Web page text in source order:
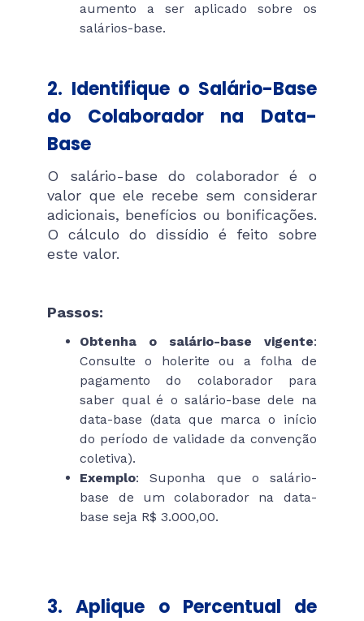
aumento a ser aplicado sobre os
salários-base.
2. Identifique o Salário-Base
do Colaborador na Data-
Base
O salário-base do colaborador é o
valor que ele recebe sem considerar
adicionais, benefícios ou bonificações.
O cálculo do dissídio é feito sobre
este valor.
Passos:
Obtenha o salário-base vigente:
Consulte o holerite ou a folha de
pagamento do colaborador para
saber qual é o salário-base dele na
data-base (data que marca o início
do período de validade da convenção
coletiva).
Exemplo: Suponha que o salário-
base de um colaborador na data-
base seja R$ 3.000,00.
3. Aplique o Percentual de